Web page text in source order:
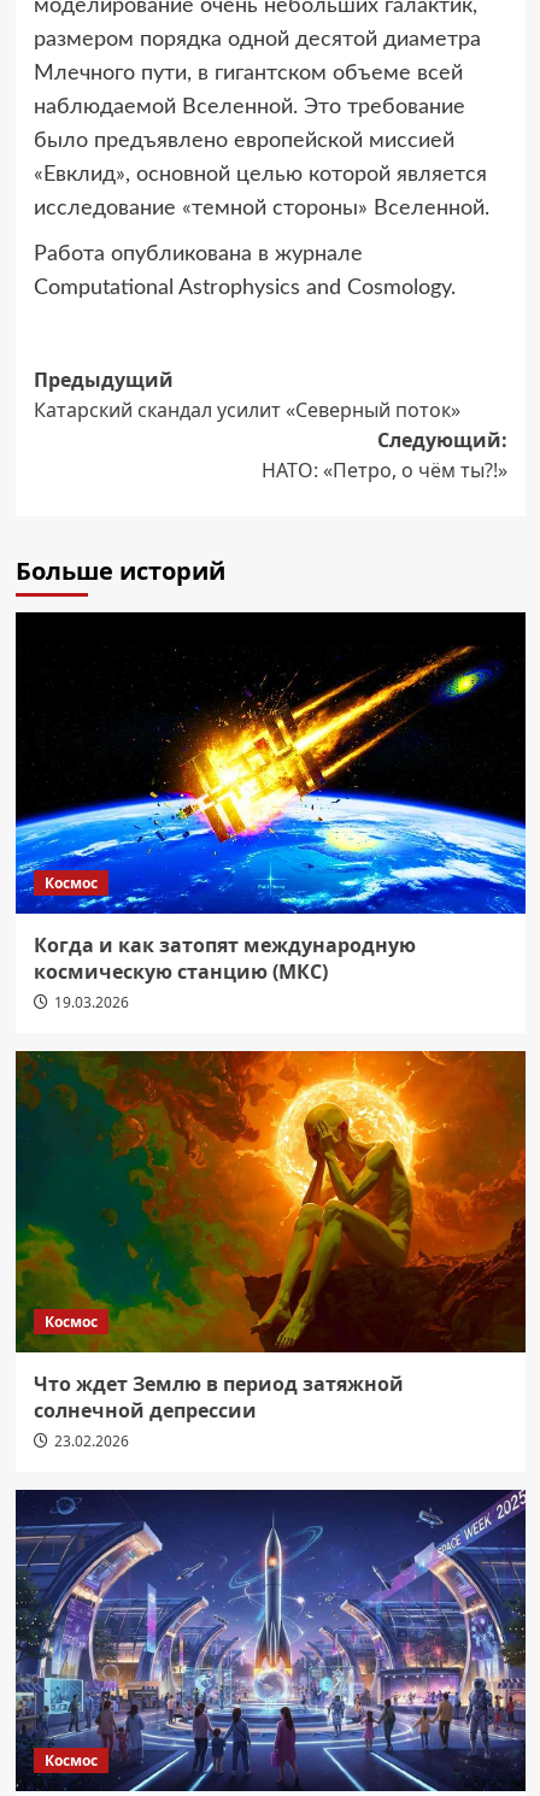
моделирование очень небольших галактик,
размером порядка одной десятой диаметра
Млечного пути, в гигантском объеме всей
наблюдаемой Вселенной. Это требование
было предъявлено европейской миссией
«Евклид», основной целью которой является
исследование «темной стороны» Вселенной.
Работа опубликована в журнале
Computational Astrophysics and Cosmology.
Навигация
записи
Предыдущий
Катарский скандал усилит «Северный поток»
Следующий:
НАТО: «Петро, о чём ты?!»
Больше историй
Космос
Когда и как затопят международную
космическую станцию (МКС)
19.03.2026
Космос
Что ждет Землю в период затяжной
солнечной депрессии
23.02.2026
Космос